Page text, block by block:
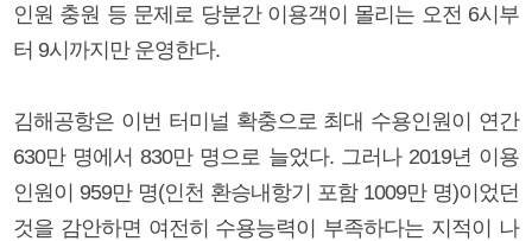
인원 충원 등 문제로 당분간 이용객이 몰리는 오전 6시부
터 9시까지만 운영한다.
김해공항은 이번 터미널 확충으로 최대 수용인원이 연간
630만 명에서 830만 명으로 늘었다. 그러나 2019년 이용
인원이 959만 명(인천 환승내항기 포함 1009만 명)이었던
것을 감안하면 여전히 수용능력이 부족하다는 지적이 나